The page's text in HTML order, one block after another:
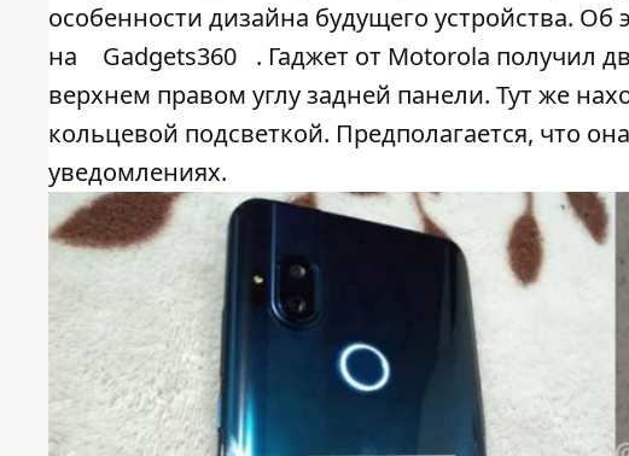
особенности дизайна будущего устройства. Об
на
Gadgets360
. Гаджет от Motorola получил
верхнем правом углу задней панели. Тут же
кольцевой подсветкой. Предполагается, что
уведомлениях.